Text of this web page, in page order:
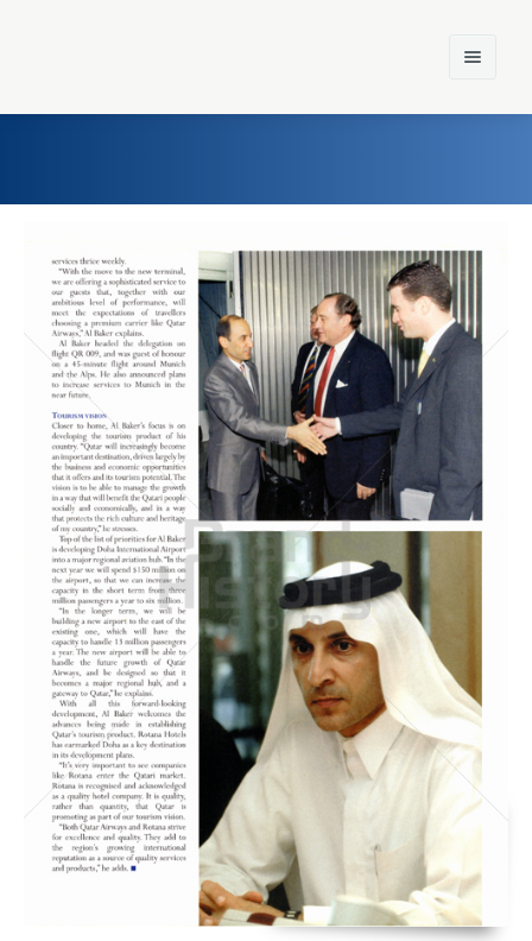
Einst und Heute
Marken
Konzerne
Epoche